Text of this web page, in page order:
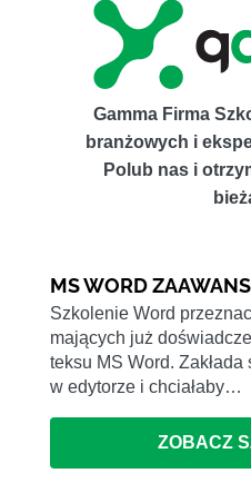
Gamma Firma
branżowych i
Polub nas i
MS WORD
Szkolenie Word
mających już
teksu MS Word. Zakłada
w edytorze i chciałaby…
ZOBACZ